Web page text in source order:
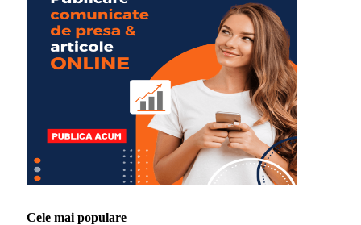
Cele mai populare